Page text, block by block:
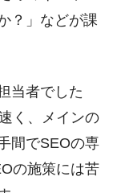
？」などが課
当者でした
く、メインの
間でSEOの専
の施策には苦